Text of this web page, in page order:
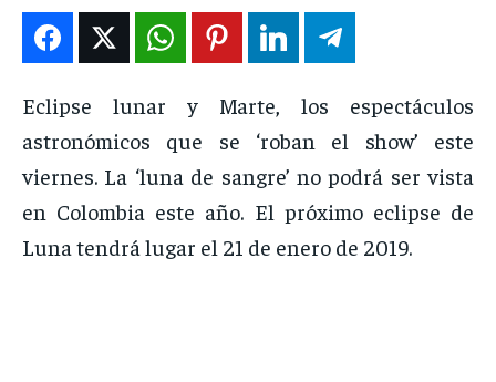
DEPORTES
ENTRETENIMIENTO
EN VIVO
NOSOTROS
DEPORTES
ENTRETENIMIENTO
EN VIVO
NOSOTROS
DEPORTES
ENTRETENIMIENTO
EN VIVO
NOSOTROS
DEPORTES
ENTRETENIMIENTO
EN VIVO
NOSOTROS
Eclipse lunar y Marte, los espectáculos
astronómicos que se ‘roban el show’ este
viernes. La ‘luna de sangre’ no podrá ser vista
en Colombia este año. El próximo eclipse de
Luna tendrá lugar el 21 de enero de 2019.